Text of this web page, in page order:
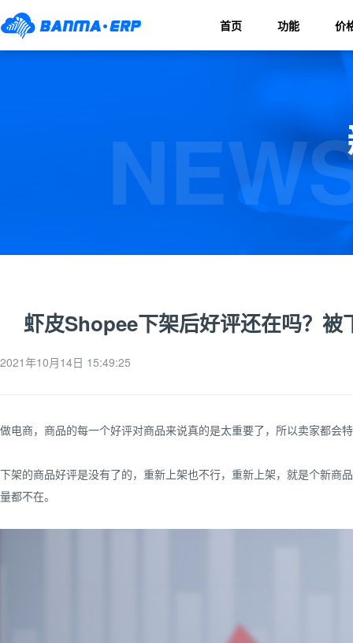
首页 功能 价
虾皮Shopee下架后好评还在吗？被
2021年10月14日 15:49:25
做电商，商品的每一个好评对商品来说真的是太重要了，所以卖家都
下架的商品好评是没有了的，重新上架也不行，重新上架，就是个新商
量都不在。